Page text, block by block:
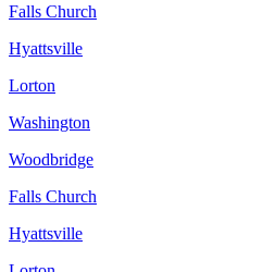
Falls Church
Hyattsville
Lorton
Washington
Woodbridge
Falls Church
Hyattsville